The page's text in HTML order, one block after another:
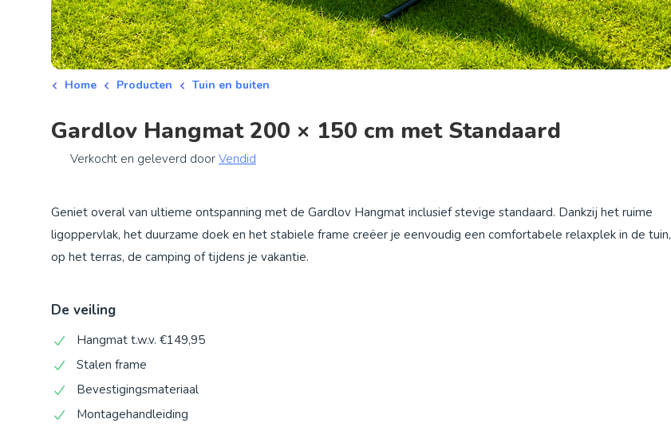
Home Producten Tuin en buiten
Gardlov Hangmat 200 × 150 cm met Standaard
Verkocht en geleverd door Vendid
Geniet overal van ultieme ontspanning met de Gardlov Hangmat inclusief stevige standaard. Dankzij het ruime
ligoppervlak, het duurzame doek en het stabiele frame creëer je eenvoudig een comfortabele relaxplek in de tuin,
op het terras, de camping of tijdens je vakantie.
De veiling
Hangmat t.w.v. €149,95
Stalen frame
Bevestigingsmateriaal
Montagehandleiding